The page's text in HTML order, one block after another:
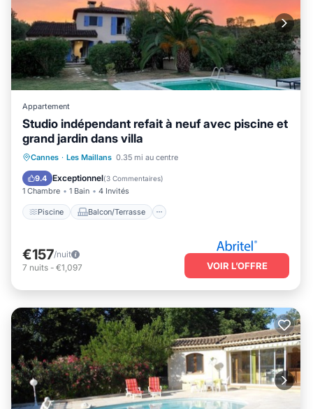
Appartement
Studio indépendant refait à neuf avec piscine et
grand jardin dans villa
Cannes · Les Maillans 0.35 mi au centre
9.4 Exceptionnel(3 Commentaires)
1 Chambre 1 Bain 4 Invités
Piscine Balcon/Terrasse
Piscine Balcon/Terrasse
Parking
€157/nuit
7 nuits - €1,097 VOIR L’OFFRE